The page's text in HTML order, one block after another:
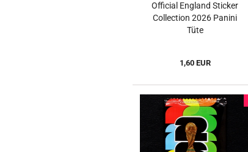
Official England Sticker
Collection 2026 Panini
Tüte
1,60 EUR